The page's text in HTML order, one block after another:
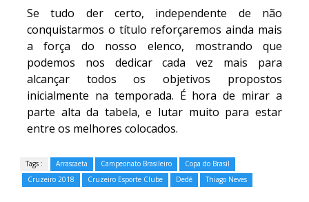
Se tudo der certo, independente de não
conquistarmos o título reforçaremos ainda mais
a força do nosso elenco, mostrando que
podemos nos dedicar cada vez mais para
alcançar todos os objetivos propostos
inicialmente na temporada. É hora de mirar a
parte alta da tabela, e lutar muito para estar
entre os melhores colocados.
Tags : Arrascaeta Campeonato Brasileiro
Copa do Brasil
Cruzeiro 2018
Cruzeiro Esporte Clube Dedé Thiago Neves